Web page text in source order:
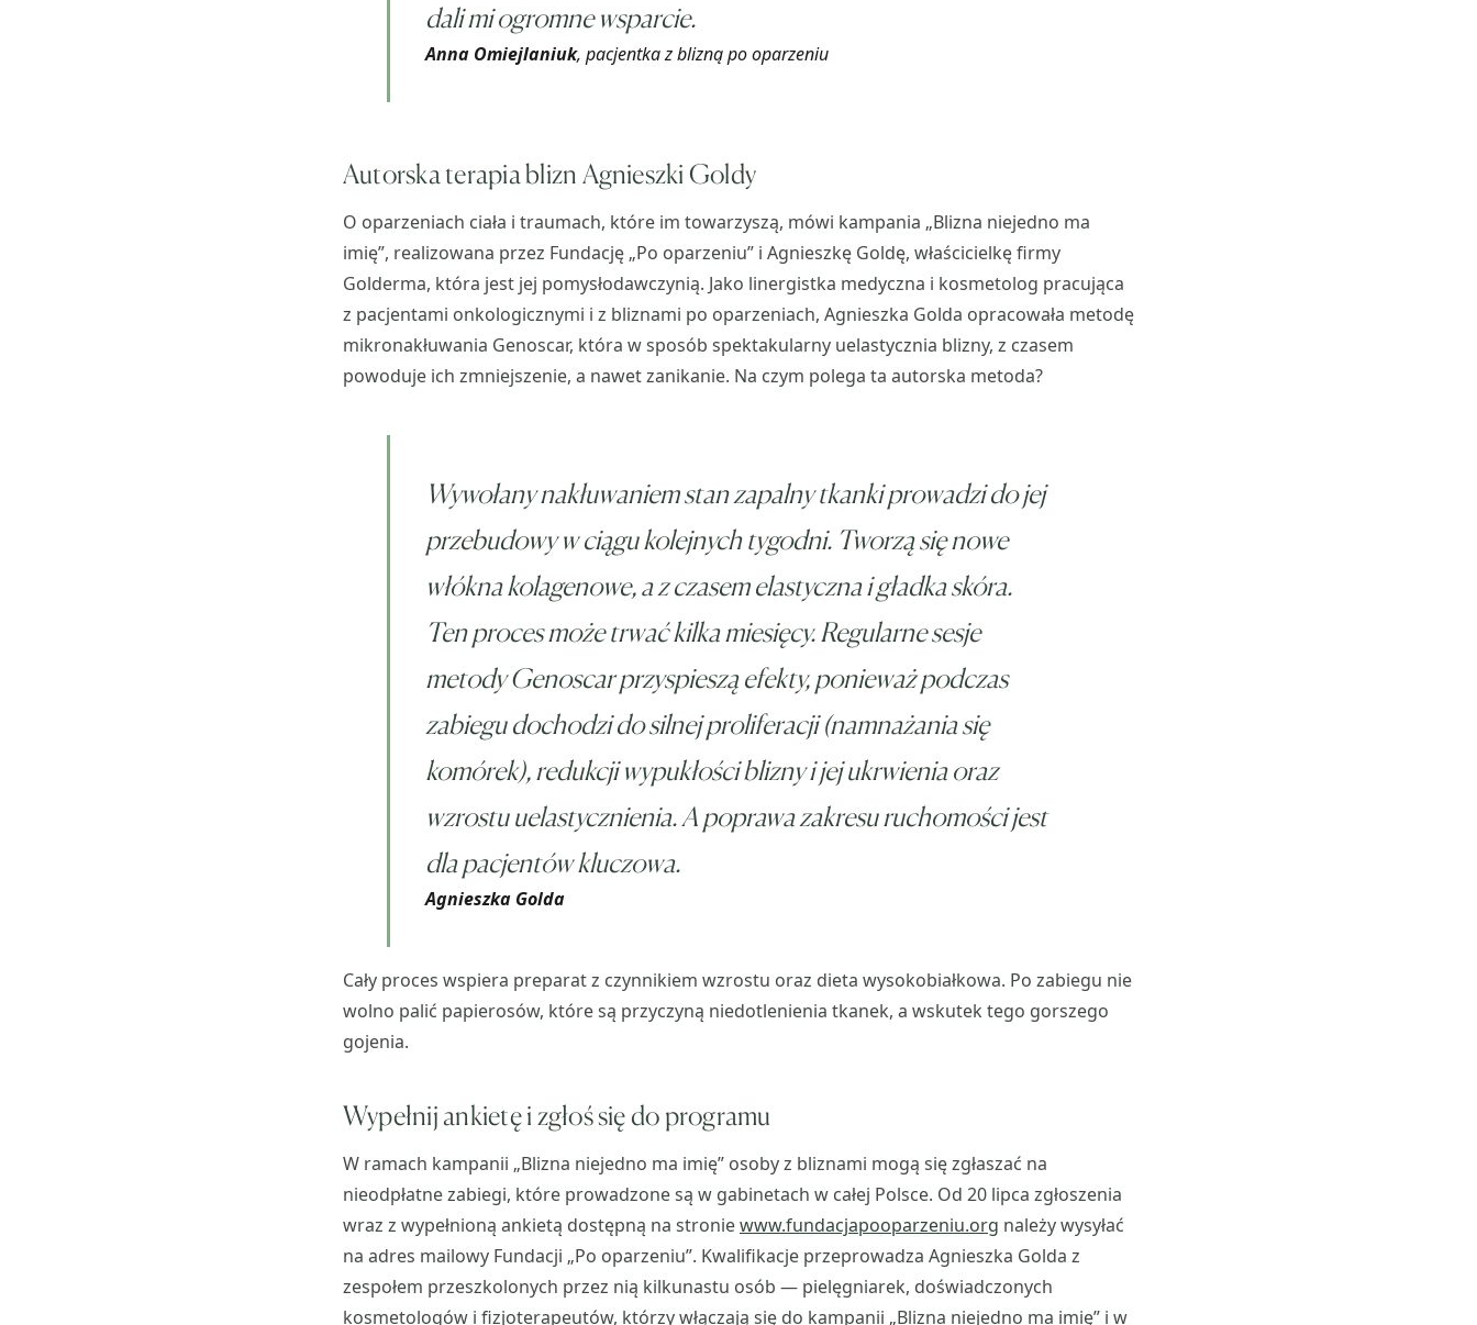
dali mi ogromne wsparcie.
Anna Omiejlaniuk, pacjentka z blizną po oparzeniu
Autorska terapia blizn Agnieszki Goldy
O oparzeniach ciała i traumach, które im towarzyszą, mówi kampania „Blizna niejedno ma
imię”, realizowana przez Fundację „Po oparzeniu” i Agnieszkę Goldę, właścicielkę firmy
Golderma, która jest jej pomysłodawczynią. Jako linergistka medyczna i kosmetolog pracująca
z pacjentami onkologicznymi i z bliznami po oparzeniach, Agnieszka Golda opracowała metodę
mikronakłuwania Genoscar, która w sposób spektakularny uelastycznia blizny, z czasem
powoduje ich zmniejszenie, a nawet zanikanie. Na czym polega ta autorska metoda?
Wywołany nakłuwaniem stan zapalny tkanki prowadzi do jej
przebudowy w ciągu kolejnych tygodni. Tworzą się nowe
włókna kolagenowe, a z czasem elastyczna i gładka skóra.
Ten proces może trwać kilka miesięcy. Regularne sesje
metody Genoscar przyspieszą efekty, ponieważ podczas
zabiegu dochodzi do silnej proliferacji (namnażania się
komórek), redukcji wypukłości blizny i jej ukrwienia oraz
wzrostu uelastycznienia. A poprawa zakresu ruchomości jest
dla pacjentów kluczowa.
Agnieszka Golda
Cały proces wspiera preparat z czynnikiem wzrostu oraz dieta wysokobiałkowa. Po zabiegu nie
wolno palić papierosów, które są przyczyną niedotlenienia tkanek, a wskutek tego gorszego
gojenia.
Wypełnij ankietę i zgłoś się do programu
W ramach kampanii „Blizna niejedno ma imię” osoby z bliznami mogą się zgłaszać na
nieodpłatne zabiegi, które prowadzone są w gabinetach w całej Polsce. Od 20 lipca zgłoszenia
wraz z wypełnioną ankietą dostępną na stroniewww.fundacjapooparzeniu.org należy wysyłać
na adres mailowy Fundacji „Po oparzeniu”. Kwalifikacje przeprowadza Agnieszka Golda z
zespołem przeszkolonych przez nią kilkunastu osób — pielęgniarek, doświadczonych
kosmetologów i fizjoterapeutów, którzy włączają się do kampanii „Blizna niejedno ma imię” i w